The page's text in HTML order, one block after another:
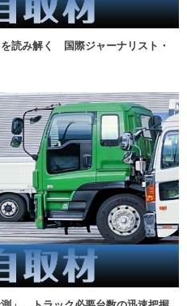
を読み解く 国際ジャーナリスト・